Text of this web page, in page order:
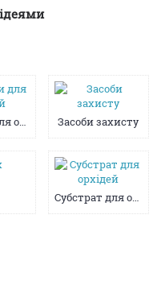
Горщики для орхiдей Засоби захисту
Субстрат для орхідей